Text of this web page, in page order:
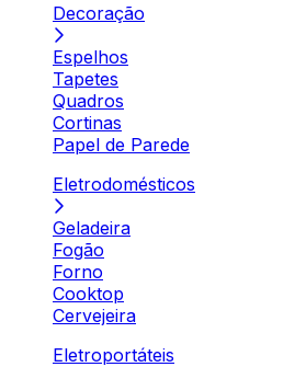
Decoração
Espelhos
Tapetes
Quadros
Cortinas
Papel de Parede
Eletrodomésticos
Geladeira
Fogão
Forno
Cooktop
Cervejeira
Eletroportáteis